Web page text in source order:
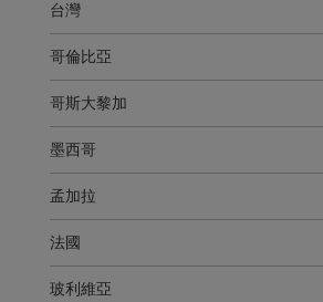
台灣
哥倫比亞
哥斯大黎加
墨西哥
孟加拉
法國
玻利維亞